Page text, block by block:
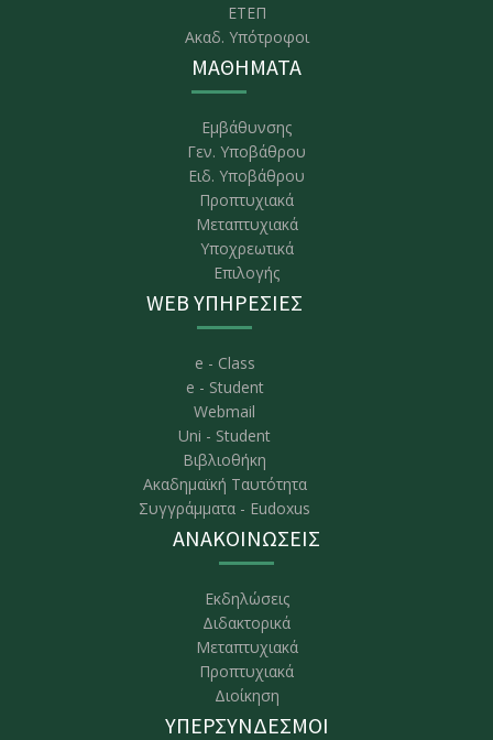
ΕΤΕΠ
Ακαδ. Υπότροφοι
ΜΑΘΗΜΑΤΑ
Εμβάθυνσης
Γεν. Υποβάθρου
Ειδ. Υποβάθρου
Προπτυχιακά
Μεταπτυχιακά
Υποχρεωτικά
Επιλογής
WEB ΥΠΗΡΕΣΙΕΣ
e - Class
e - Student
Webmail
Uni - Student
Βιβλιοθήκη
Ακαδημαϊκή Ταυτότητα
Συγγράμματα - Eudoxus
ΑΝΑΚΟΙΝΩΣΕΙΣ
Εκδηλώσεις
Διδακτορικά
Μεταπτυχιακά
Προπτυχιακά
Διοίκηση
ΥΠΕΡΣΥΝΔΕΣΜΟΙ